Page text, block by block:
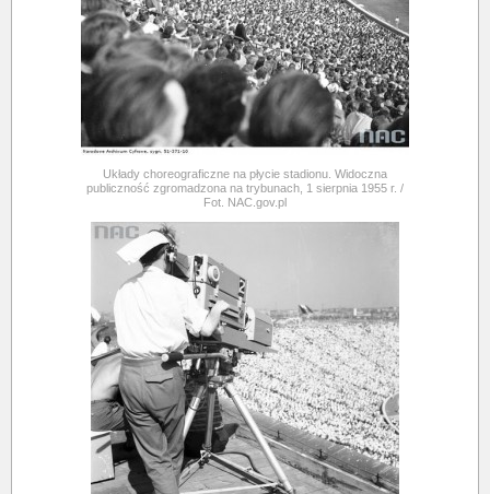
Układy choreograficzne na płycie stadionu. Widoczna
publiczność zgromadzona na trybunach, 1 sierpnia 1955 r. /
Fot. NAC.gov.pl